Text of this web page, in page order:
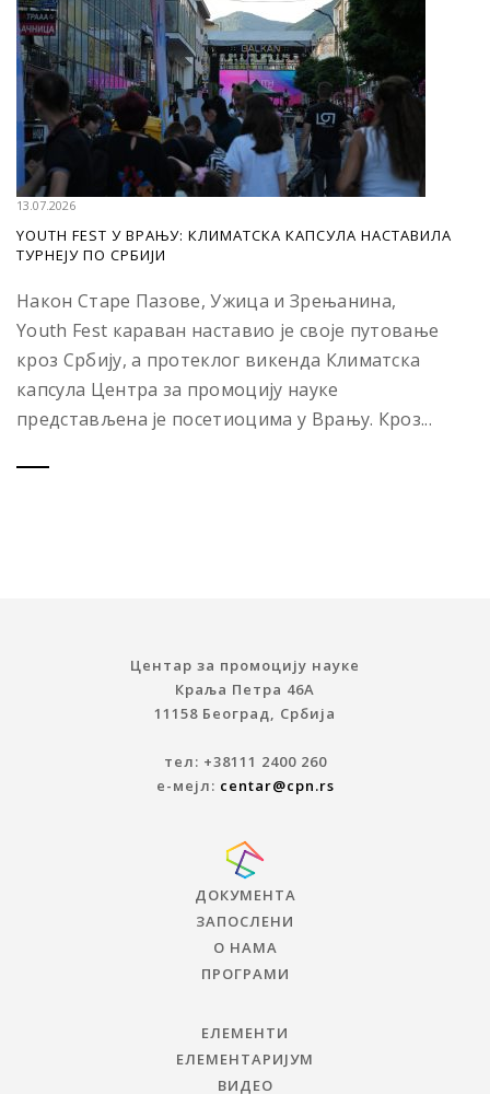
13.07.2026
YOUTH FEST У ВРАЊУ: КЛИМАТСКА КАПСУЛА НАСТАВИЛА
ТУРНЕЈУ ПО СРБИЈИ
Након Старе Пазове, Ужица и Зрењанина,
Youth Fest караван наставио је своје путовање
кроз Србију, а протеклог викенда Климатска
капсула Центра за промоцију науке
представљена је посетиоцима у Врању. Кроз...
Центар за промоцију науке
Краља Петра 46A
11158 Београд, Србија
тел: +38111 2400 260
е-мејл: centar@cpn.rs
ДОКУМЕНТА
ЗАПОСЛЕНИ
О НАМА
ПРОГРАМИ
ЕЛЕМЕНТИ
ЕЛЕМЕНТАРИЈУМ
ВИДЕО